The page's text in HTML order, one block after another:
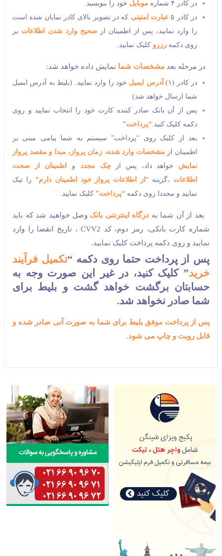
در کادر ۴ شماره
موبایل خود را بنویسید.
در کادر ۵
عبارت امنیتی که در تصویر بالای کادر نمایان شده است
را وارد نمایید، پس از اطمینان از صحیح وارد شدن اطلاعات بر
روی دکمه رزرو کلیک نمایید.
در مرحله بعد مشخصات شما نمایش داده خواهد شد:
در کادر (۱) آدرس ایمیل خود را وارد نمایید. (بلیط به آدرس ایمیل
شما ارسال خواهد شد)
پس از آن بانک صادر کننده کارت خود را انتخاب نمایید و روی
دکمه کلیک کنید.“پرداخت”
بعد از کلیک روی “پرداخت” سیستم به شما پیامی مبنی بر
اطمینان از مشخصات وارد شده، زمان پرواز، مبدا و مقصد پرواز
نمایش خواهد داد، پس ازچک مجدد و
اطمینان از صحت
اطلاعات ،گزینه “از اطلاعات پرواز خود اطمینان دارم” را تیک
نمایید و مجددا روی دکمه “پرداخت” کلیک نمایید.
بعد از آن شما به درگاه اینترنتی بانک وصل خواهید شد که باید
شماره کارت بانکی، رمز دوم، کد CVV2 ، تاریخ انقضا را وارد
نمایید و روی دکمه پرداخت کلیک نمایید.
پس از پرداخت حتما روی دکمه “تکمیل فرآیند
خرید” کلیک کنید، در غیر این صورت وجه به
حسابتان برگشت خواهد گشت و بلیط برای
شما صادر نخواهد شد.
پس از پرداخت موفق بلیط برای شما به صورت آنی صادر شده و
قابل رویت و چاپ می شود.